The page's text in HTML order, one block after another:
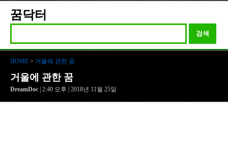
꿈닥터
검색
HOME > 거울에 관한 꿈
거울에 관한 꿈
DreamDoc | 2:40 오후 | 2018년 11월 25일